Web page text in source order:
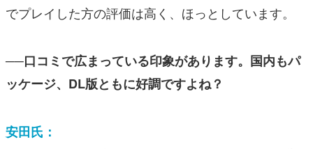
でプレイした方の評価は高く、ほっとしています。
──口コミで広まっている印象があります。国内もパ
ッケージ、DL版ともに好調ですよね？
安田氏：